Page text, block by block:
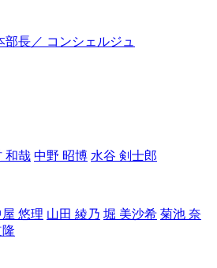
長／ コンシェルジュ
和哉 中野 昭博 水谷 剣士郎
悠理 山田 綾乃 堀 美沙希 菊池 奈